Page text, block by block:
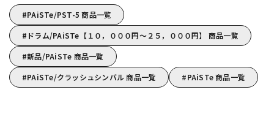
PAiSTe/PST-5 商品一覧
ドラム/PAiSTe【１０，０００円～２５，０００円】 商品一覧
新品/PAiSTe 商品一覧
PAiSTe/クラッシュシンバル 商品一覧
PAiSTe 商品一覧